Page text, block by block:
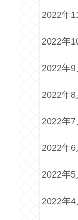
2022年
2022年
2022年9
2022年8
2022年7
2022年6
2022年5
2022年4